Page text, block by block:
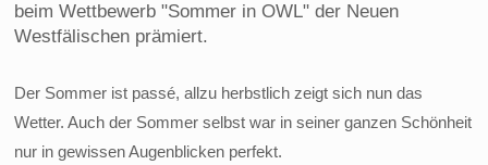
beim Wettbewerb "Sommer in OWL" der Neuen
Westfälischen prämiert.
Der Sommer ist passé, allzu herbstlich zeigt sich nun das
Wetter. Auch der Sommer selbst war in seiner ganzen Schönheit
nur in gewissen Augenblicken perfekt.